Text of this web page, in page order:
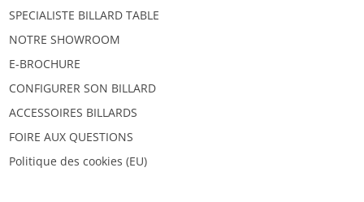
SPECIALISTE BILLARD TABLE
NOTRE SHOWROOM
E-BROCHURE
CONFIGURER SON BILLARD
ACCESSOIRES BILLARDS
FOIRE AUX QUESTIONS
Politique des cookies (EU)